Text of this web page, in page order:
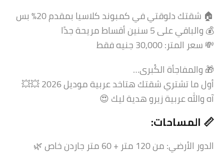
🏠 شقتك دلوقتي في كمبوند كلاسيا بمقدم 20% بس
💰 والباقي على 5 سنين أقساط مريحة جدًا
💸 سعر المتر: 30,000 جنيه فقط
🎁 والمفاجأة الكُبرى…
أول ما تشتري شقتك هتاخد عربية موديل 2026 💥💥
آه والله عربية زيرو هدية ليك 😍
📏 المساحات:
الدور الأرضي: من 120 متر + 60 متر جاردن خاص 🌿